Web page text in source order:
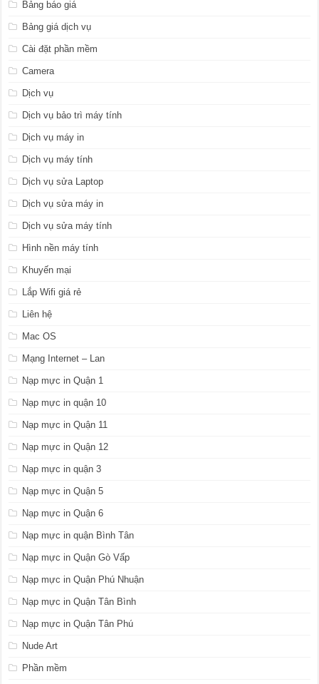
Bảng báo giá
Bảng giá dịch vụ
Cài đặt phần mềm
Camera
Dịch vụ
Dịch vụ bảo trì máy tính
Dịch vụ máy in
Dịch vụ máy tính
Dịch vụ sửa Laptop
Dịch vụ sửa máy in
Dịch vụ sửa máy tính
Hình nền máy tính
Khuyến mại
Lắp Wifi giá rẻ
Liên hệ
Mac OS
Mạng Internet – Lan
Nạp mực in Quận 1
Nạp mực in quận 10
Nạp mực in Quận 11
Nạp mực in Quận 12
Nạp mực in quận 3
Nạp mực in Quận 5
Nạp mực in Quận 6
Nạp mực in quận Bình Tân
Nạp mực in Quận Gò Vấp
Nạp mực in Quận Phú Nhuận
Nạp mực in Quận Tân Bình
Nạp mực in Quận Tân Phú
Nude Art
Phần mềm